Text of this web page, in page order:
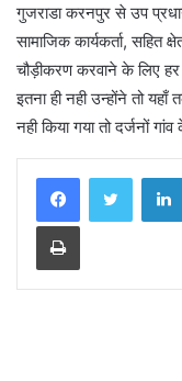
गुजराडा करनपुर से उप
सामाजिक कार्यकर्ता, सहित
चौड़ीकरण करवाने के लिए
इतना ही नही उन्होंने तो
नही किया गया तो दर्जनों
Print